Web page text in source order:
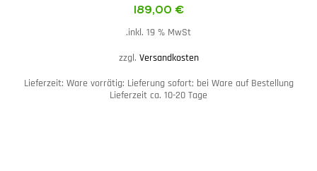
189,00 €
inkl. 19 % MwSt.
zzgl. Versandkosten
Lieferzeit: Ware vorrätig: Lieferung sofort; bei Ware auf Bestellung
Lieferzeit ca. 10-20 Tage